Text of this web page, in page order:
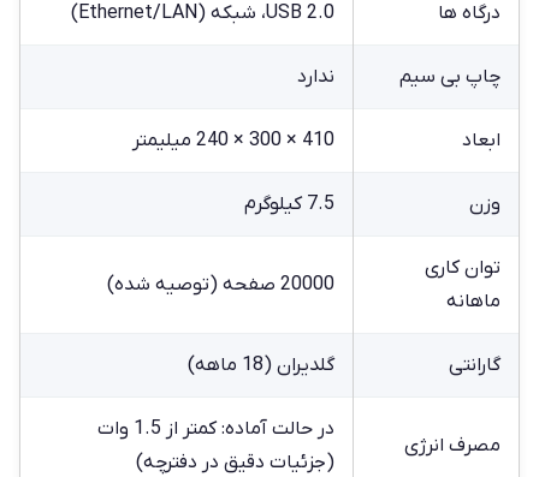
درگاه ها USB 2.0، شبکه (Ethernet/LAN)
چاپ بی سیم ندارد
ابعاد 410 × 300 × 240 میلیمتر
وزن 7.5 کیلوگرم
توان کاری
ماهانه
20000 صفحه (توصیه شده)
گارانتی گلدیران (18 ماهه)
مصرف انرژی
در حالت آماده: کمتر از 1.5 وات
(جزئیات دقیق در دفترچه)